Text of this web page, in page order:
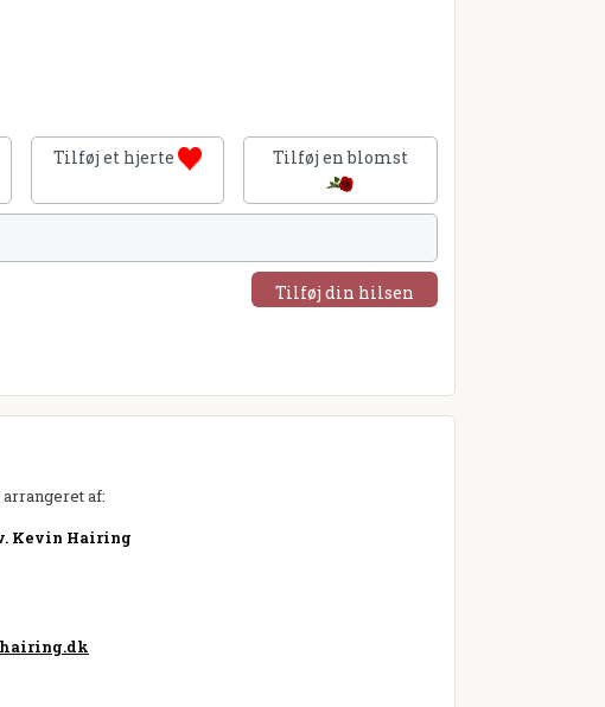
Tilføj et hjerte Tilføj en blomst
Tilføj din hilsen
af:
Kevin Hairing